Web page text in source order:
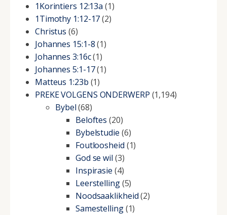
1Korintiers 12:13a (1)
1Timothy 1:12-17(2)
Christus (6)
Johannes 15:1-8(1)
Johannes 3:16c(1)
Johannes 5:1-17(1)
Matteus 1:23b (1)
PREKE VOLGENS ONDERWERP (1,194)
Bybel(68)
Beloftes (20)
Bybelstudie (6)
Foutloosheid (1)
God se wil (3)
Inspirasie (4)
Leerstelling(5)
Noodsaaklikheid(2)
Samestelling(1)